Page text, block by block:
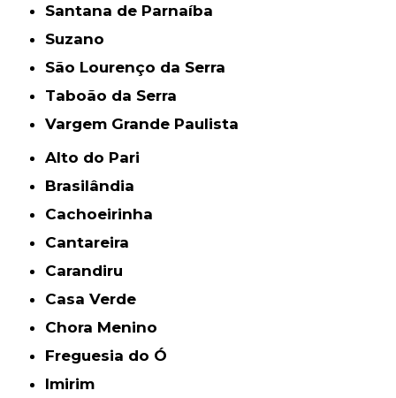
Santana de Parnaíba
Suzano
São Lourenço da Serra
Taboão da Serra
Vargem Grande Paulista
Alto do Pari
Brasilândia
Cachoeirinha
Cantareira
Carandiru
Casa Verde
Chora Menino
Freguesia do Ó
Imirim